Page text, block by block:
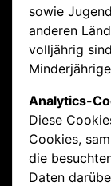
sowie
anderen
volljährig
Analytics-
Diese
Cookies,
die
Daten